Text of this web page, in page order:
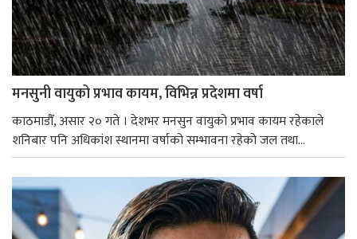
मनसुनी वायुको प्रभाव कायम, विभिन्न प्रदेशमा वर्षा
काठमाडौँ, असार २० गते । देशभर मनसुन वायुको प्रभाव कायम रहेकाले
शनिबार पनि अधिकांश स्थानमा वर्षाको सम्भावना रहेको जल तथा...